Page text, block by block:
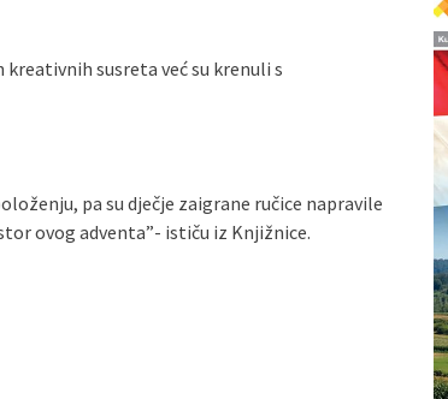
susreta već su krenuli s
pa su dječje zaigrane ručice napravile
ovog adventa”- ističu iz Knjižnice.